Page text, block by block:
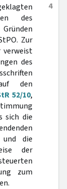
4
des
Zur
verweist
des
den
52/10,
sich die
und die
der
zum